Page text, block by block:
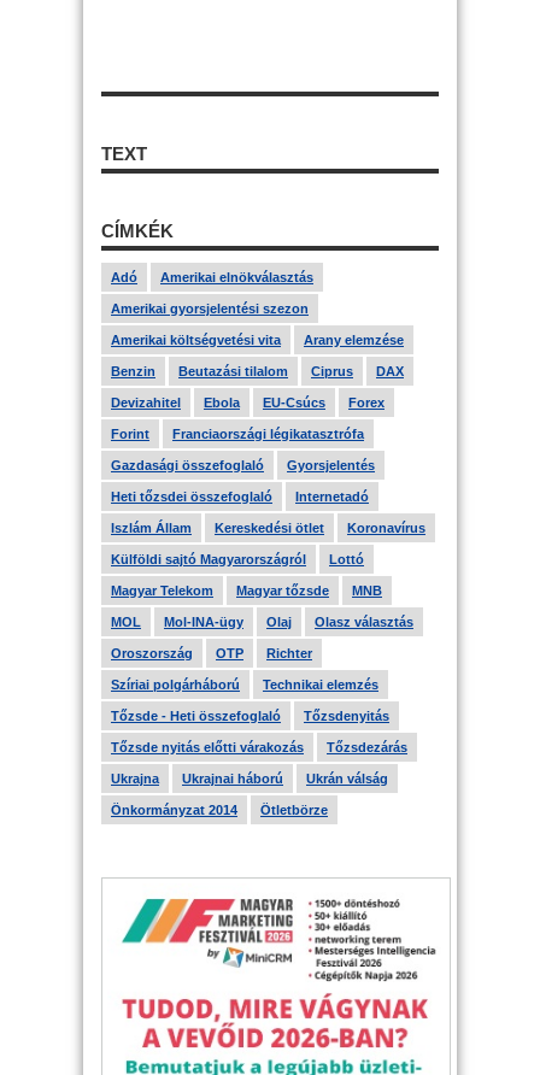
TEXT
CÍMKÉK
Adó Amerikai elnökválasztás
Amerikai gyorsjelentési szezon
Amerikai költségvetési vita Arany elemzése
Benzin Beutazási tilalom Ciprus DAX
Devizahitel Ebola EU-Csúcs Forex
Forint Franciaországi légikatasztrófa
Gazdasági összefoglaló Gyorsjelentés
Heti tőzsdei összefoglaló Internetadó
Iszlám Állam Kereskedési ötlet Koronavírus
Külföldi sajtó Magyarországról Lottó
Magyar Telekom Magyar tőzsde MNB
MOL Mol-INA-ügy Olaj Olasz választás
Oroszország OTP Richter
Szíriai polgárháború Technikai elemzés
Tőzsde - Heti összefoglaló Tőzsdenyitás
Tőzsde nyitás előtti várakozás Tőzsdezárás
Ukrajna Ukrajnai háború Ukrán válság
Önkormányzat 2014 Ötletbörze